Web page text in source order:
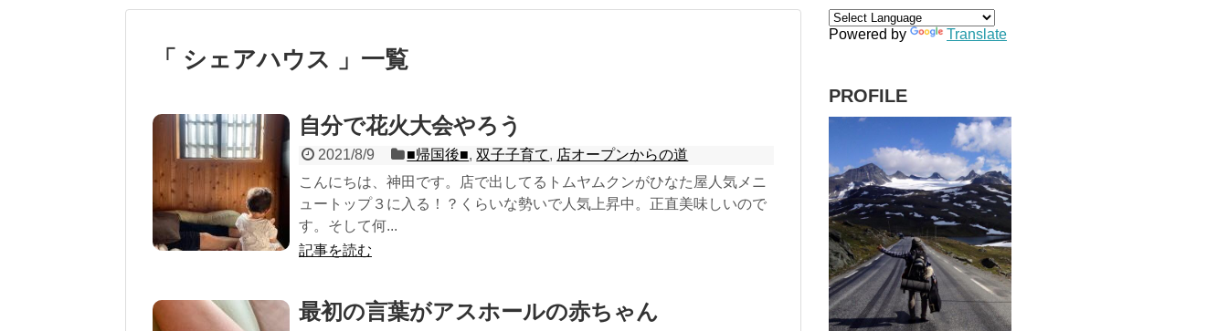
「 シェアハウス 」一覧
自分で花火大会やろう
2021/8/9 ■帰国後■,双子子育て, 店オープンからの道
こんにちは、神田です。店で出してるトムヤムクンがひなた屋人気メニ
ュートップ３に入る！？くらいな勢いで人気上昇中。正直美味しいので
す。そして何...
記事を読む
最初の言葉がアスホールの赤ちゃん
Powered by Translate
PROFILE